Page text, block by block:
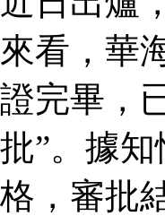
來看，華
證完畢，
批”。據
格，審批